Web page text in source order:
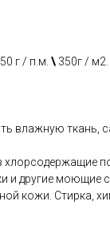
г / п.м. \ 350г / м2.
влажную ткань,
хлорсодержащие
и другие моющие
кожи. Стирка,